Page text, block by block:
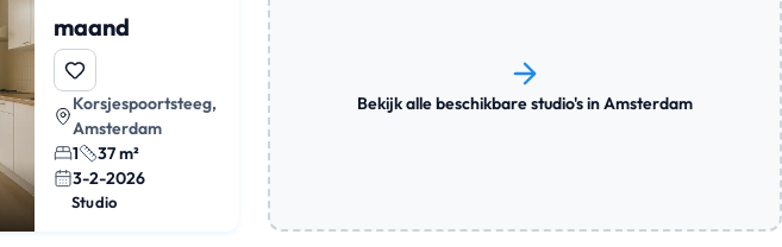
maand
Korsjespoortsteeg,
Amsterdam
1
37 m²
3-2-2026
Studio
Bekijk alle beschikbare studio's in Amsterdam